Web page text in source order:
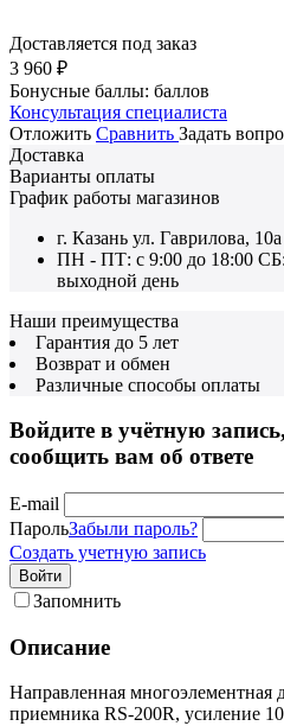
Доставляется под заказ
3 960 ₽
Бонусные баллы: баллов
Консультация специалиста
Отложить Сравнить Задать
Доставка
Варианты оплаты
График работы магазинов
г. Казань ул. Гаврилова, 10а
ПН - ПТ: с 9:00 до 18:00
выходной день
Наши преимущества
Гарантия до 5 лет
Возврат и обмен
Различные способы оплаты
Войдите в учётную
сообщить вам об ответе
E-mail
ПарольЗабыли пароль?
Создать учетную запись
Войти
Запомнить
Описание
Направленная многоэлементная
приемника RS-200R, усиление